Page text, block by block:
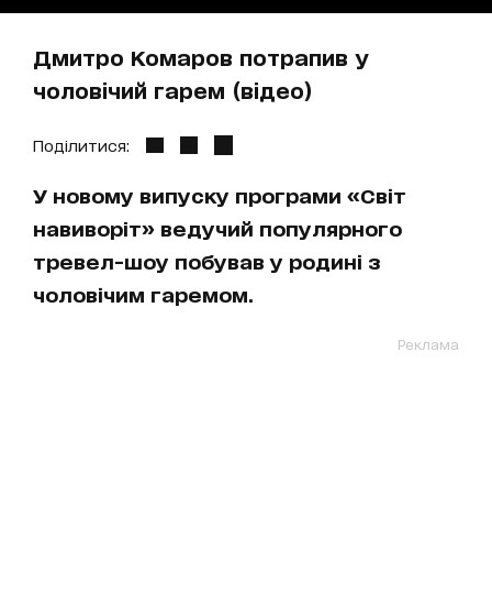
Дмитро Комаров потрапив у
чоловічий гарем (відео)
Поділитися:
У новому випуску програми «Світ
навиворіт» ведучий популярного
тревел-шоу побував у родині з
чоловічим гаремом.
Реклама